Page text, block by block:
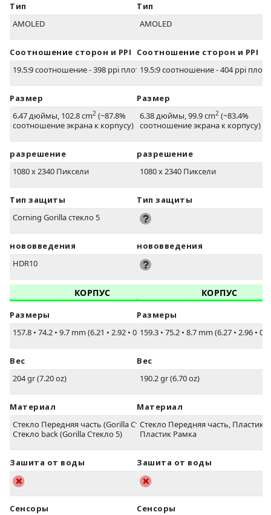
Тип
AMOLED
Соотношение сторон и PPI
19.5:9 соотношение - 398 ppi плотность
Размер
6.47 дюймы, 102.8 cm2 (~87.8%
соотношение экрана к корпусу)
разрешение
1080 x 2340 Пиксели
Тип защиты
Corning Gorilla стекло 5
нововведения
HDR10
КОРПУС
Размеры
157.8 • 74.2 • 9.7 mm (6.21 • 2.92 • 0.38 in)
Вес
204 gr (7.20 oz)
Материал
Стекло Передняя часть (Gorilla Стекло 5),
Стекло back (Gorilla Стекло 5)
Зашита от воды
Сенсоры
Тип
AMOLED
Соотношение сторон и PPI
19.5:9 соотношение - 404 ppi
Размер
6.38 дюймы, 99.9 cm2 (~83.4%
соотношение экрана к корпусу)
разрешение
1080 x 2340 Пиксели
Тип защиты
нововведения
КОРПУС
Размеры
159.3 • 75.2 • 8.7 mm (6.27 • 2.96 •
Вес
190.2 gr (6.70 oz)
Материал
Стекло Передняя часть, Пластик
Пластик Рамка
Зашита от воды
Сенсоры